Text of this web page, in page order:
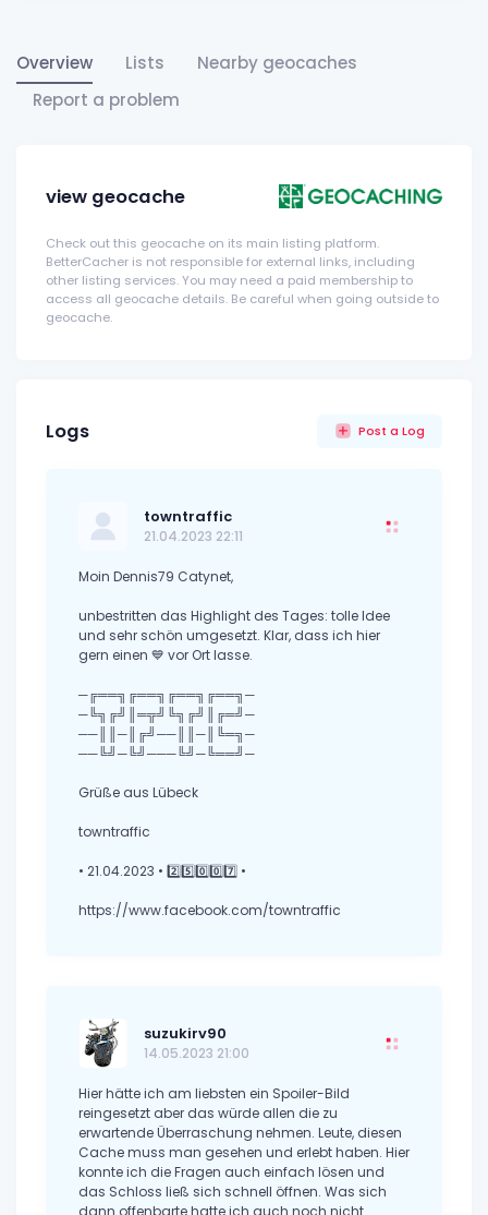
Overview Lists
Nearby geocaches
Report a problem
view geocache
Check out this geocache on its main listing platform.
BetterCacher is not responsible for external links, including
other listing services. You may need a paid membership to
access all geocache details. Be careful when going outside to
geocache.
Logs Post a Log
towntraffic
21.04.2023 22:11
Moin Dennis79 Catynet,
unbestritten das Highlight des Tages: tolle Idee
und sehr schön umgesetzt. Klar, dass ich hier
gern einen 💙 vor Ort lasse.
─╔══╗╔══╗╔══╗╔══╗─
─╚╗╔╝║═╦╝╚╗╔╝║╔═╝─
──║║─║╔╝──║║─║╚═╗─
──╚╝─╚╝───╚╝─╚══╝─
Grüße aus Lübeck
towntraffic
• 21.04.2023 • 2️⃣5️⃣0️⃣0️⃣7️⃣ •
https://www.facebook.com/towntraffic
suzukirv90
14.05.2023 21:00
Hier hätte ich am liebsten ein Spoiler-Bild
reingesetzt aber das würde allen die zu
erwartende Überraschung nehmen. Leute, diesen
Cache muss man gesehen und erlebt haben. Hier
konnte ich die Fragen auch einfach lösen und
das Schloss ließ sich schnell öffnen. Was sich